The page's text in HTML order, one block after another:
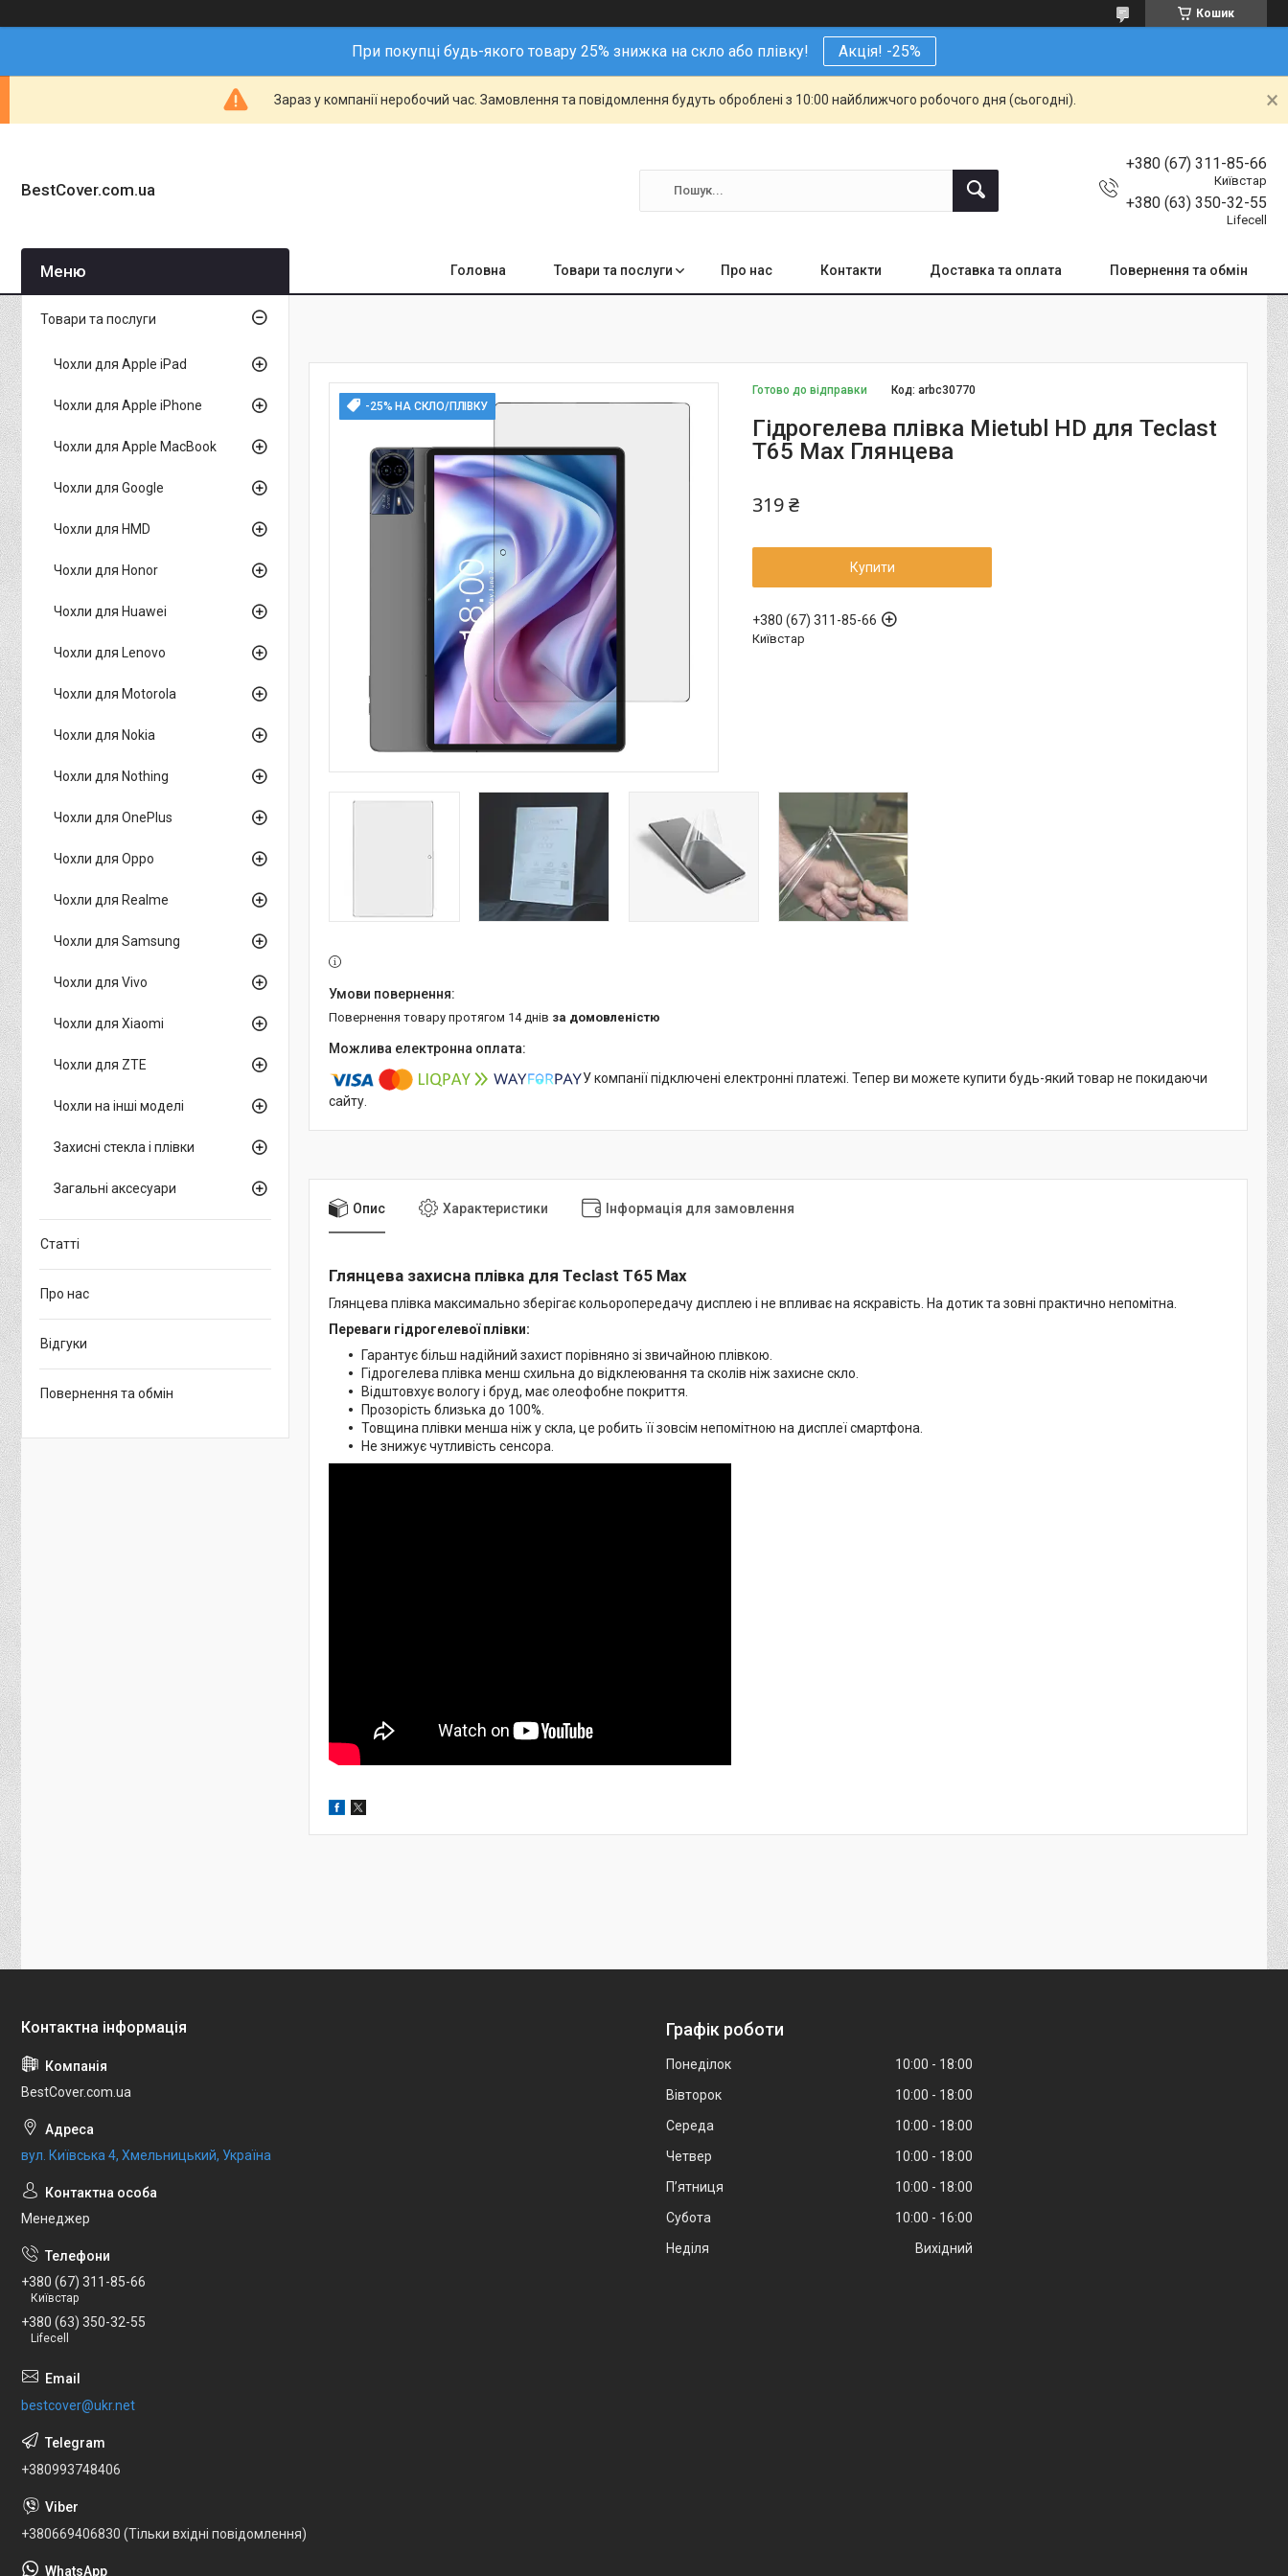
Кошик
При покупці будь-якого товару 25% знижка на скло або плівку! Акція! -25%
Зараз у компанії неробочий час. Замовлення та повідомлення будуть оброблені з 10:00 найближчого робочого дня (сьогодні).
BestCover.com.ua
+380 (67) 311-85-66
Київстар
+380 (63) 350-32-55
Lifecell
Головна Товари та послуги Про нас Контакти Доставка та оплата Повернення та обмін
-25% НА СКЛО/ПЛІВКУ
Готово до відправки Код:arbc30770
Гідрогелева плівка Mietubl HD для Teclast
T65 Max Глянцева
319 ₴
Купити
+380 (67) 311-85-66
Київстар
повернення товару протягом 14 днів за домовленістю
У компанії підключені електронні платежі. Тепер ви можете купити будь-який товар не покидаючи
сайту.
Опис Характеристики Інформація для замовлення
Глянцева захисна плівка для Teclast T65 Max
Глянцева плівка максимально зберігає кольоропередачу дисплею і не впливає на яскравість. На дотик та зовні практично непомітна.
Переваги гідрогелевої плівки:
Гарантує більш надійний захист порівняно зі звичайною плівкою.
Гідрогелева плівка менш схильна до відклеювання та сколів ніж захисне скло.
Відштовхує вологу і бруд, має олеофобне покриття.
Прозорість близька до 100%.
Товщина плівки менша ніж у скла, це робить її зовсім непомітною на дисплеї смартфона.
Не знижує чутливість сенсора.
Товари та послуги
Чохли для Apple iPad
Чохли для Apple iPhone
Чохли для Apple MacBook
Чохли для Google
Чохли для HMD
Чохли для Honor
Чохли для Huawei
Чохли для Lenovo
Чохли для Motorola
Чохли для Nokia
Чохли для Nothing
Чохли для OnePlus
Чохли для Oppo
Чохли для Realme
Чохли для Samsung
Чохли для Vivo
Чохли для Xiaomi
Чохли для ZTE
Чохли на інші моделі
Захисні стекла і плівки
Загальні аксесуари
Статті
Про нас
Відгуки
Повернення та обмін
BestCover.com.ua
вул. Київська 4, Хмельницький, Україна
Менеджер
+380 (67) 311-85-66
Київстар
+380 (63) 350-32-55
Lifecell
bestcover@ukr.net
+380993748406
+380669406830 (Тільки вхідні повідомлення)
Графік роботи
Понеділок 10:00
18:00
Вівторок
10:00
18:00
Середа
10:00
18:00
Четвер
10:00
18:00
Пʼятниця
10:00
18:00
Субота
10:00
16:00
Неділя
Вихідний